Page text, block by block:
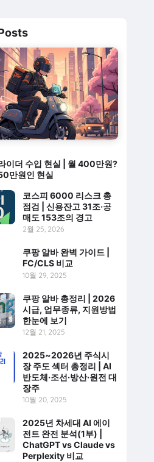
이더 수입 현실 | 월 400만원?
만원인 현실
코스피 6000 리스크 총
점검 | 신용잔고 31조·공
매도 153조의 경고
2월 25, 2026
쿠팡 알바 완벽 가이드 |
FC/CLS 비교
10월 29, 2025
쿠팡 알바 총정리 | 2026
시급, 업무종류, 지원방법
한눈에 보기
12월 21, 2025
2025~2026년 주식시
장 주도 섹터 총정리 | AI
반도체·조선·방산·원전 대
장주
10월 20, 2025
2025년 차세대 AI 에이
전트 완전 분석(1부) |
ChatGPT vs Claude vs
Perplexity 비교